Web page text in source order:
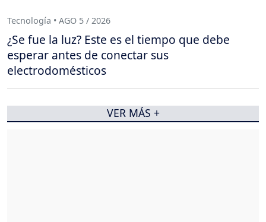
Tecnología • AGO 5 / 2026
¿Se fue la luz? Este es el tiempo que debe
esperar antes de conectar sus
electrodomésticos
VER MÁS +